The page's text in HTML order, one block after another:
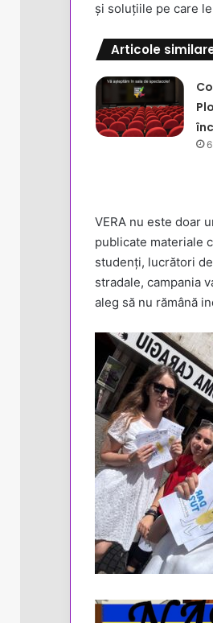
și soluțiile pe care
Articole
VERA nu este doar
publicate materiale
studenți, lucrători
stradale, campania
aleg să nu rămână